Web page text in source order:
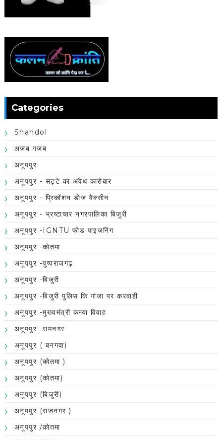
Categories
Shahdol
अजब गजब
अनूपपुर
अनूपपुर - सट्टे का अवैध कारोबार
अनूपपुर - प्रिकॉशन डोज वैक्सीन
अनूपपुर - भ्रष्टाचार नगरपालिका बिजुरी
अनूपपुर -IGNTU फोड पाइजनिंग
अनूपपुर -कोतमा
अनूपपुर -पुष्पराजगढ़
अनूपपुर -बिजुरी
अनूपपुर -बिजुरी पुलिस कि गांजा पर करवाही
अनूपपुर -मुख्यमंत्री कन्या विवाह
अनूपपुर -रामनगर
अनूपपुर ( बनगवा)
अनूपपुर (कोतमा )
अनूपपुर (कोतमा)
अनूपपुर (बिजुरी)
अनूपपुर (राजनगर )
अनूपपुर /कोतमा